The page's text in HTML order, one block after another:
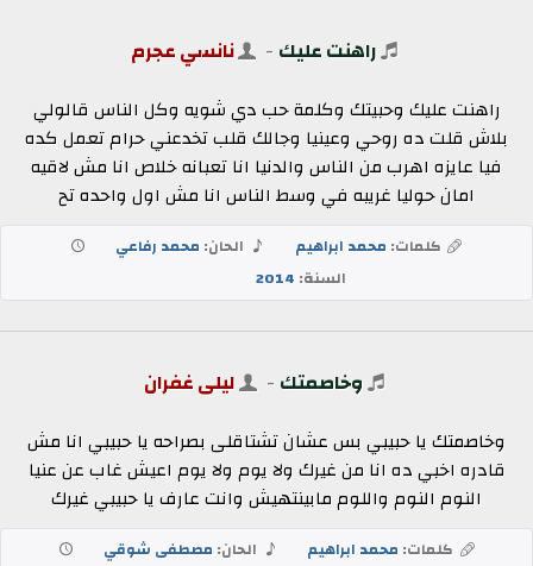
راهنت عليك - نانسي عجرم
راهنت عليك وحبيتك وكلمة حب دي شويه وكل الناس قالولي
بلاش قلت ده روحي وعينيا وجالك قلب تخدعني حرام تعمل كده
فيا عايزه اهرب من الناس والدنيا انا تعبانه خلاص انا مش لاقيه
امان حوليا غريبه في وسط الناس انا مش اول واحده تح
كلمات: محمد ابراهيم الحان: محمد رفاعي
السنة: 2014
وخاصمتك - ليلى غفران
وخاصمتك يا حبيبي بس عشان تشتاقلى بصراحه يا حبيبي انا مش
قادره اخبي ده انا من غيرك ولا يوم ولا يوم اعيش غاب عن عنيا
النوم النوم واللوم مابينتهيش وانت عارف يا حبيبي غيرك
كلمات: محمد ابراهيم الحان: مصطفى شوقي